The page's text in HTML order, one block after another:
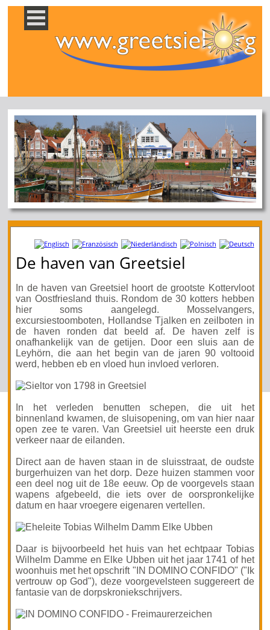
De haven van Greetsiel
In de haven van Greetsiel hoort de grootste Kottervloot
van Oostfriesland thuis. Rondom de 30 kotters hebben
hier soms aangelegd. Mosselvangers,
excursiestoomboten, Hollandse Tjalken en zeilboten in
de haven ronden dat beeld af. De haven zelf is
onafhankelijk van de getijen. Door een sluis aan de
Leyhörn, die aan het begin van de jaren 90 voltooid
werd, hebben eb en vloed hun invloed verloren.
In het verleden benutten schepen, die uit het
binnenland kwamen, de sluisopening, om van hier naar
open zee te varen. Van Greetsiel uit heerste een druk
verkeer naar de eilanden.
Direct aan de haven staan in de sluisstraat, de oudste
burgerhuizen van het dorp. Deze huizen stammen voor
een deel nog uit de 18e eeuw. Op de voorgevels staan
wapens afgebeeld, die iets over de oorspronkelijke
datum en haar vroegere eigenaren vertellen.
Daar is bijvoorbeeld het huis van het echtpaar Tobias
Wilhelm Damme en Elke Ubben uit het jaar 1741 of het
woonhuis met het opschrift "IN DOMINO CONFIDO" ("Ik
vertrouw op God"), deze voorgevelsteen suggereert de
fantasie van de dorpskroniekschrijvers.